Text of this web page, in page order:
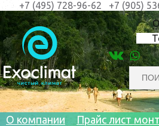
+7 (495) 728-96-62 +7 (905)
О компании
Прайс лист